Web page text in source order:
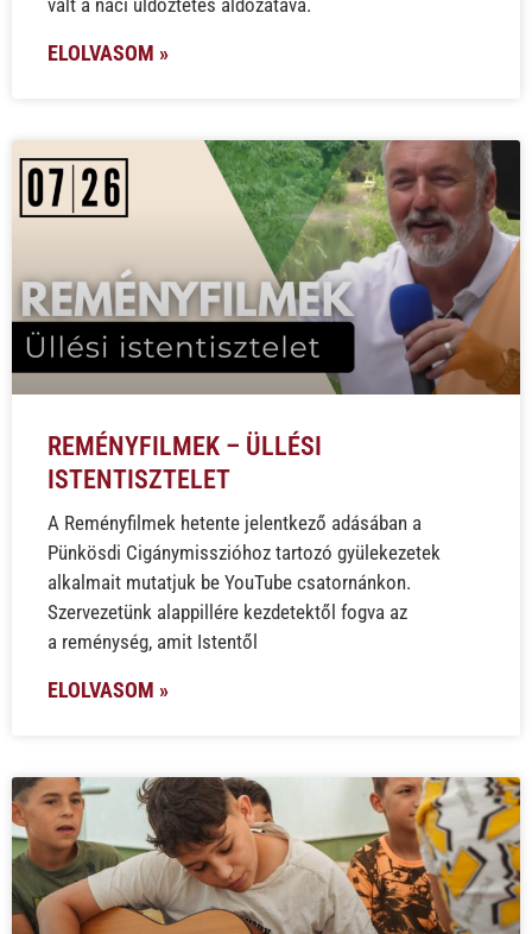
ELOLVASOM »
REMÉNYFILMEK – ÜLLÉSI
ISTENTISZTELET
A Reményfilmek hetente jelentkező adásában a
Pünkösdi Cigánymisszióhoz tartozó gyülekezetek
alkalmait mutatjuk be YouTube csatornánkon.
Szervezetünk alappillére kezdetektől fogva az
a reménység, amit Istentől
ELOLVASOM »